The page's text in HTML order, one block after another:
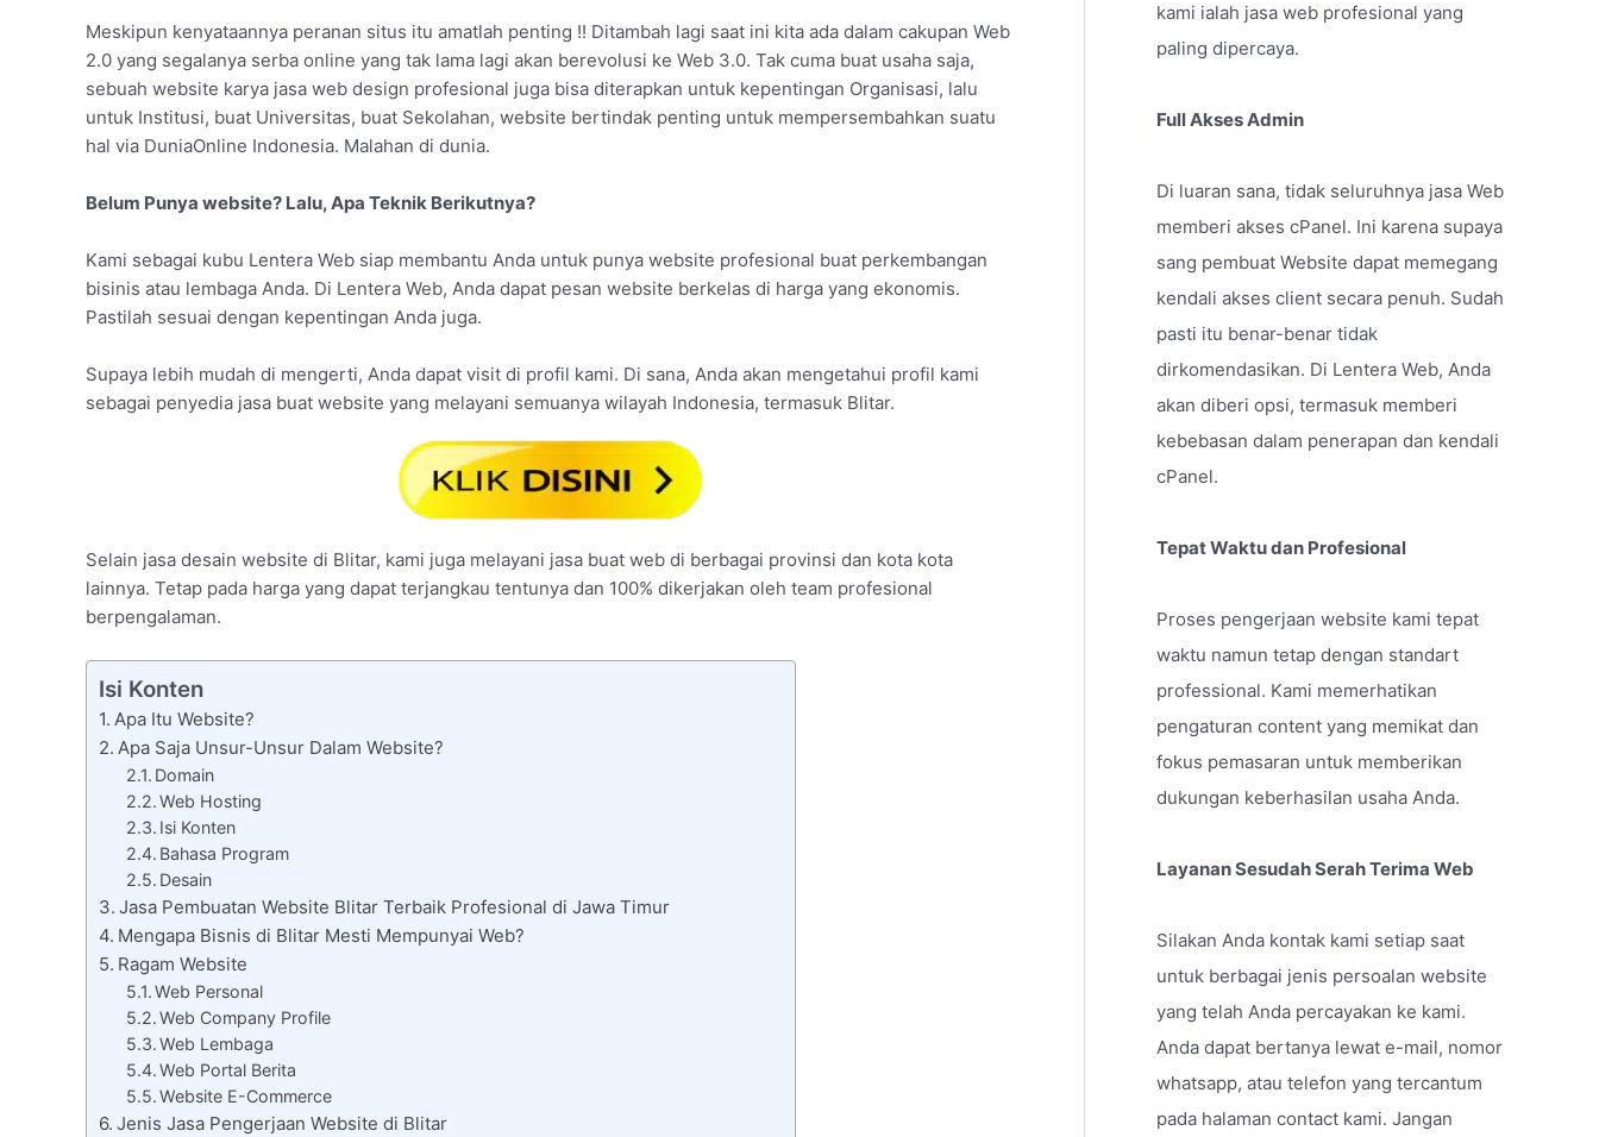
Meskipun kenyataannya peranan situs itu amatlah penting !! Ditambah lagi saat ini kita ada dalam cakupan Web
2.0 yang segalanya serba online yang tak lama lagi akan berevolusi ke Web 3.0. Tak cuma buat usaha saja,
sebuah website karya jasa web design profesional juga bisa diterapkan untuk kepentingan Organisasi, lalu
untuk Institusi, buat Universitas, buat Sekolahan, website bertindak penting untuk mempersembahkan suatu
hal via DuniaOnline Indonesia. Malahan di dunia.
Belum Punya website? Lalu, Apa Teknik Berikutnya?
Kami sebagai kubu Lentera Web siap membantu Anda untuk punya website profesional buat perkembangan
bisinis atau lembaga Anda. Di Lentera Web, Anda dapat pesan website berkelas di harga yang ekonomis.
Pastilah sesuai dengan kepentingan Anda juga.
Supaya lebih mudah di mengerti, Anda dapat visit di profil kami. Di sana, Anda akan mengetahui profil kami
sebagai penyedia jasa buat website yang melayani semuanya wilayah Indonesia, termasuk Blitar.
Selain jasa desain website di Blitar, kami juga melayani jasa buat web di berbagai provinsi dan kota kota
lainnya. Tetap pada harga yang dapat terjangkau tentunya dan 100% dikerjakan oleh team profesional
berpengalaman.
Isi Konten
Apa Itu Website?
Apa Saja Unsur-Unsur Dalam Website?
Domain
Web Hosting
Isi Konten
Bahasa Program
Desain
Jasa Pembuatan Website Blitar Terbaik Profesional di Jawa Timur
Mengapa Bisnis di Blitar Mesti Mempunyai Web?
Ragam Website
Web Personal
Web Company Profile
Web Lembaga
Web Portal Berita
Website E-Commerce
Jenis Jasa Pengerjaan Website di Blitar
kami ialah jasa web profesional yang
paling dipercaya.
Full Akses Admin
Di luaran sana, tidak seluruhnya jasa Web
memberi akses cPanel. Ini karena supaya
sang pembuat Website dapat memegang
kendali akses client secara penuh. Sudah
pasti itu benar-benar tidak
dirkomendasikan. Di Lentera Web, Anda
akan diberi opsi, termasuk memberi
kebebasan dalam penerapan dan kendali
cPanel.
Tepat Waktu dan Profesional
Proses pengerjaan website kami tepat
waktu namun tetap dengan standart
professional. Kami memerhatikan
pengaturan content yang memikat dan
fokus pemasaran untuk memberikan
dukungan keberhasilan usaha Anda.
Layanan Sesudah Serah Terima Web
Silakan Anda kontak kami setiap saat
untuk berbagai jenis persoalan website
yang telah Anda percayakan ke kami.
Anda dapat bertanya lewat e-mail, nomor
whatsapp, atau telefon yang tercantum
pada halaman contact kami. Jangan